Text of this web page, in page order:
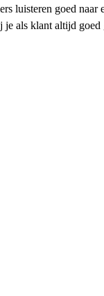
luisteren goed naar
je als klant altijd